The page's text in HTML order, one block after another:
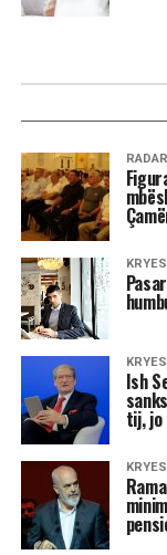
3 shenjat
Astrologjia
janë më të
shkak të
fortë për
Kjo dinamikë
si në jetën